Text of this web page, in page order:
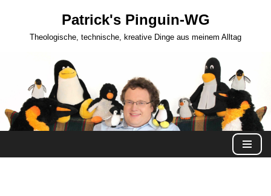
Patrick's Pinguin-WG
Theologische, technische, kreative Dinge aus meinem Alltag